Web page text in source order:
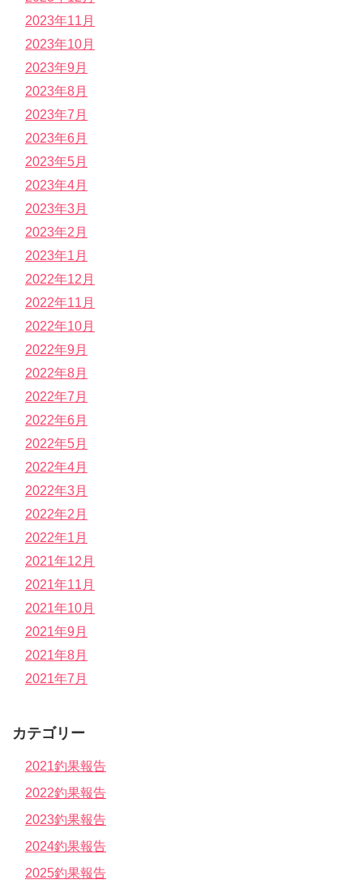
2023年11月
2023年10月
2023年9月
2023年8月
2023年7月
2023年6月
2023年5月
2023年4月
2023年3月
2023年2月
2023年1月
2022年12月
2022年11月
2022年10月
2022年9月
2022年8月
2022年7月
2022年6月
2022年5月
2022年4月
2022年3月
2022年2月
2022年1月
2021年12月
2021年11月
2021年10月
2021年9月
2021年8月
2021年7月
カテゴリー
2021釣果報告
2022釣果報告
2023釣果報告
2024釣果報告
2025釣果報告